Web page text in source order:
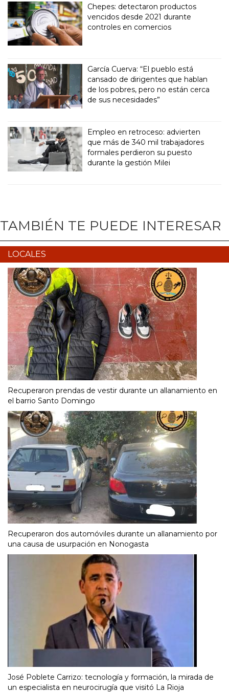
Chepes: detectaron productos
vencidos desde 2021 durante
controles en comercios
García Cuerva: “El pueblo está
cansado de dirigentes que hablan
de los pobres, pero no están cerca
de sus necesidades”
Empleo en retroceso: advierten
que más de 340 mil trabajadores
formales perdieron su puesto
durante la gestión Milei
TAMBIÉN TE PUEDE INTERESAR
LOCALES
Recuperaron prendas de vestir durante un allanamiento en
el barrio Santo Domingo
Recuperaron dos automóviles durante un allanamiento por
una causa de usurpación en Nonogasta
José Poblete Carrizo: tecnología y formación, la mirada de
un especialista en neurocirugía que visitó La Rioja